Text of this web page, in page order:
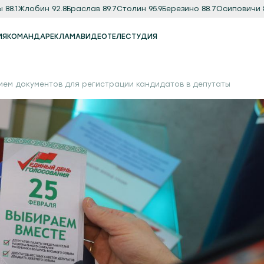
Жлобин 92.8 Браслав 89.7 Столин 95.9 Березино 88.7 Осиповичи 89.9
КОМАНДАРЕКЛАМАВИДЕОТЕЛЕСТУДИЯ
документов для регистрации кандидатов в депутаты